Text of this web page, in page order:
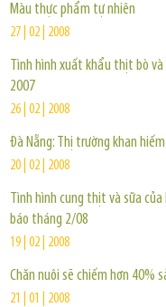
Màu thực phẩm tự nhiên
27 | 02 | 2008
Tình hình xuất khẩu thịt bò
2007
26 | 02 | 2008
Đà Nẵng: Thị trường khan
20 | 02 | 2008
Tình hình cung thịt và sữa
báo tháng 2/08
19 | 02 | 2008
Chăn nuôi sẽ chiếm hơn 40%
21 | 01 | 2008